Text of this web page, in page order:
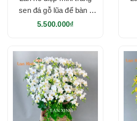
sen đá gỗ lũa để bàn -
HD637
5.500.000₫